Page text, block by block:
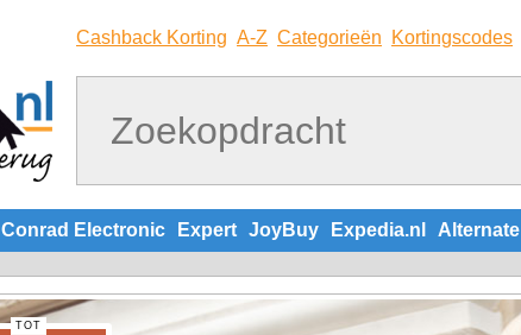
Cashback Korting A-Z Categorieën Kortingscodes
Conrad Electronic Expert JoyBuy Expedia.nl Alternate
TOT